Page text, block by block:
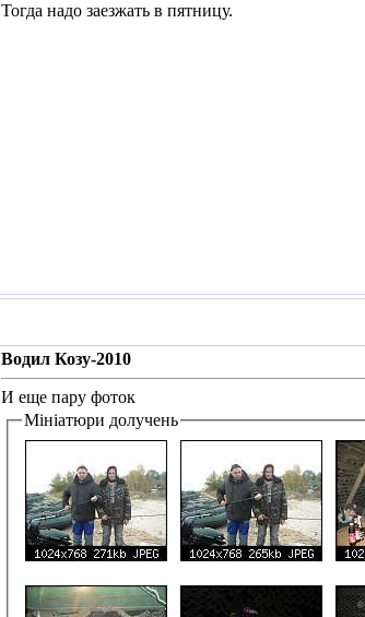
Тогда надо заезжать в пятницу.
Водил Козу-2010
И еще пару фоток
Мініатюри долучень